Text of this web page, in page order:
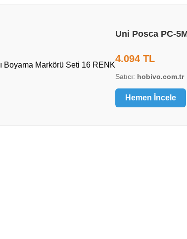
Uni Posca PC-
4.094 TL
Satıcı: hobivo.com.tr
Hemen İncele